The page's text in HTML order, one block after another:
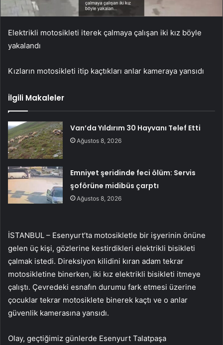
Elektrikli motosikleti iterek çalmaya çalışan iki kız böyle
yakalandı
Kızların motosikleti itip kaçtıkları anlar kameraya yansıdı
İlgili Makaleler
Van’da Yıldırım 30 Hayvanı Telef Etti
Ağustos 8, 2026
Emniyet şeridinde feci ölüm: Servis
şoförüne midibüs çarptı
Ağustos 8, 2026
İSTANBUL – Esenyurt’ta motosikletle bir işyerinin önüne
gelen üç kişi, gözlerine kestirdikleri elektrikli bisikleti
çalmak istedi. Direksiyon kilidini kıran adam tekrar
motosikletine binerken, iki kız elektrikli bisikleti itmeye
çalıştı. Çevredeki esnafın durumu fark etmesi üzerine
çocuklar tekrar motosiklete binerek kaçtı ve o anlar
güvenlik kamerasına yansıdı.
Olay, geçtiğimiz günlerde Esenyurt Talatpaşa